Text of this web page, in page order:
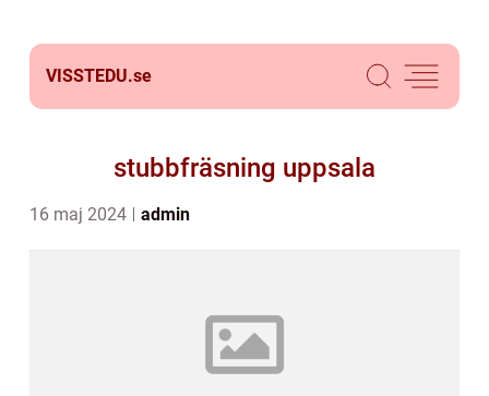
VISSTEDU.se
stubbfräsning uppsala
16 maj 2024 admin